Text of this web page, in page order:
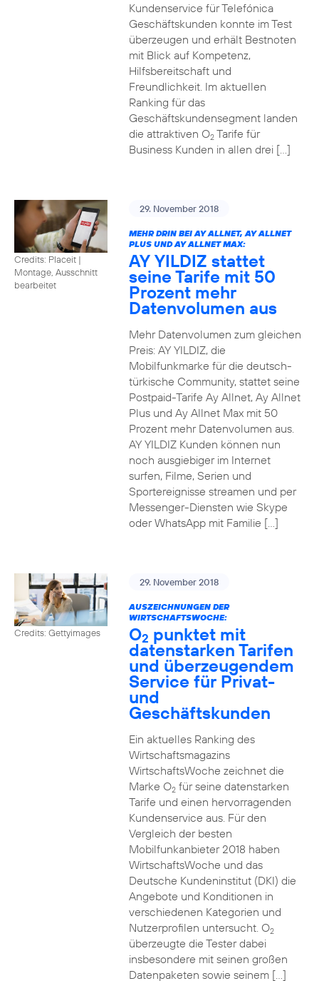
Kundenservice für Telefónica
Geschäftskunden konnte im Test
überzeugen und erhält Bestnoten
mit Blick auf Kompetenz,
Hilfsbereitschaft und
Freundlichkeit. Im aktuellen
Ranking für das
Geschäftskundensegment landen
die attraktiven O2Tarife für
Business Kunden in allen drei […]
Credits: Placeit |
Montage, Ausschnitt
bearbeitet
29. November 2018
MEHR DRIN BEI AY ALLNET, AY ALLNET
PLUS UND AY ALLNET MAX:
AY YILDIZ stattet
seine Tarife mit 50
Prozent mehr
Datenvolumen aus
Mehr Datenvolumen zum gleichen
Preis: AY YILDIZ, die
Mobilfunkmarke für die deutsch-
türkische Community, stattet seine
Postpaid-Tarife Ay Allnet, Ay Allnet
Plus und Ay Allnet Max mit 50
Prozent mehr Datenvolumen aus.
AY YILDIZ Kunden können nun
noch ausgiebiger im Internet
surfen, Filme, Serien und
Sportereignisse streamen und per
Messenger-Diensten wie Skype
oder WhatsApp mit Familie […]
Credits: Gettyimages
29. November 2018
AUSZEICHNUNGEN DER
WIRTSCHAFTSWOCHE:
O2 punktet mit
datenstarken Tarifen
und überzeugendem
Service für Privat-
und
Geschäftskunden
Ein aktuelles Ranking des
Wirtschaftsmagazins
WirtschaftsWoche zeichnet die
Marke O2für seine datenstarken
Tarife und einen hervorragenden
Kundenservice aus. Für den
Vergleich der besten
Mobilfunkanbieter 2018 haben
WirtschaftsWoche und das
Deutsche Kundeninstitut (DKI) die
Angebote und Konditionen in
verschiedenen Kategorien und
Nutzerprofilen untersucht. O2
überzeugte die Tester dabei
insbesondere mit seinen großen
Datenpaketen sowie seinem […]